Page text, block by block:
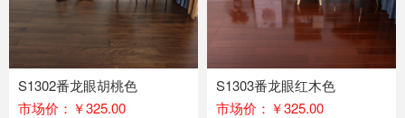
S1302番龙眼胡桃色
市场价：￥325.00
S1303番龙眼红木色
市场价：￥325.00